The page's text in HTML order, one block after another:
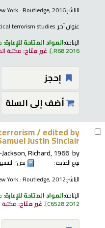
الناشر:York : Routledge, 2016
عنوان آخر:terrorism studies
الإتاحة:المواد المتاحة للإعارة:
.R68 2016
.غير متاح: مكتبة
إحجز
أضف إلى السلة
/edited by
Justin Sinclair.
by
Jackson, Richard, 1966-
نوع المادة : نص؛
الناشر:York : Routledge, 2012
الإتاحة:المواد المتاحة للإعارة:
C6528 2012
.غير متاح:مكتبة